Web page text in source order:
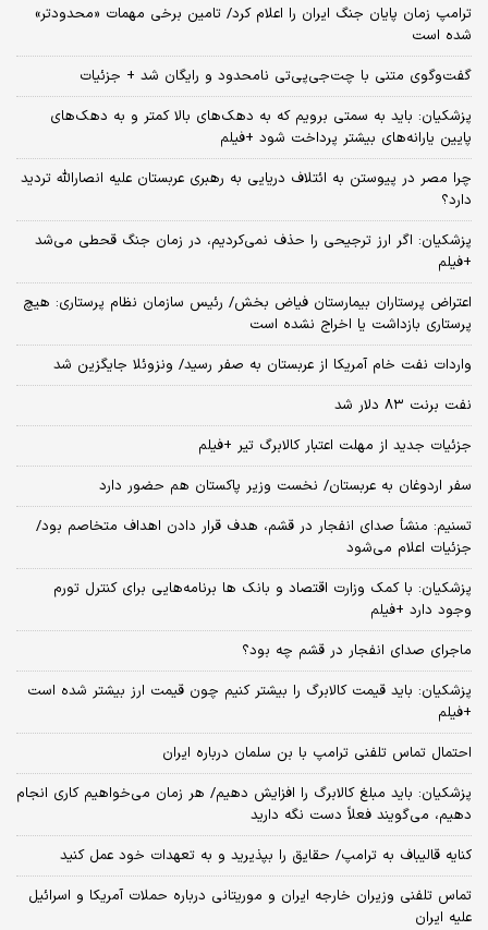
ترامپ زمان پایان جنگ ایران را اعلام کرد/ تامین برخی مهمات «محدودتر»
شده است
گفت‌وگوی متنی با چت‌جی‌پی‌تی نامحدود و رایگان شد + جزئیات
پزشکیان: باید به سمتی برویم که به دهک‌های بالا کمتر و به دهک‌های
پایین یارانه‌های بیشتر پرداخت شود +فیلم
چرا مصر در پیوستن به ائتلاف دریایی به رهبری عربستان علیه انصارالله تردید
دارد؟
پزشکیان: اگر ارز ترجیحی را حذف نمی‌کردیم، در زمان جنگ قحطی می‌شد
+فیلم
اعتراض پرستاران بیمارستان فیاض بخش/ رئیس سازمان نظام پرستاری: هیچ
پرستاری بازداشت یا اخراج نشده است
واردات نفت خام آمریکا از عربستان به صفر رسید/ ونزوئلا جایگزین شد
نفت برنت ۸۳ دلار شد
جزئیات جدید از مهلت اعتبار کالابرگ تیر +فیلم
سفر اردوغان به عربستان/ نخست وزیر پاکستان هم حضور دارد
تسنیم: منشأ صدای انفجار در قشم، هدف قرار دادن اهداف متخاصم بود/
جزئیات اعلام می‌شود
پزشکیان: با کمک وزارت اقتصاد و بانک ها برنامه‌هایی برای کنترل تورم
وجود دارد +فیلم
ماجرای صدای انفجار در قشم چه بود؟
پزشکیان: باید قیمت کالابرگ را بیشتر کنیم چون قیمت ارز بیشتر شده است
+فیلم
احتمال تماس تلفنی ترامپ با بن سلمان درباره ایران
پزشکیان: باید مبلغ کالابرگ را افزایش دهیم/ هر زمان می‌خواهیم کاری انجام
دهیم، می‌گویند فعلاً دست نگه دارید
کنایه قالیباف به ترامپ/ حقایق را بپذیرید و به تعهدات خود عمل کنید
تماس تلفنی وزیران خارجه ایران و موریتانی درباره حملات آمریکا و اسرائیل
علیه ایران